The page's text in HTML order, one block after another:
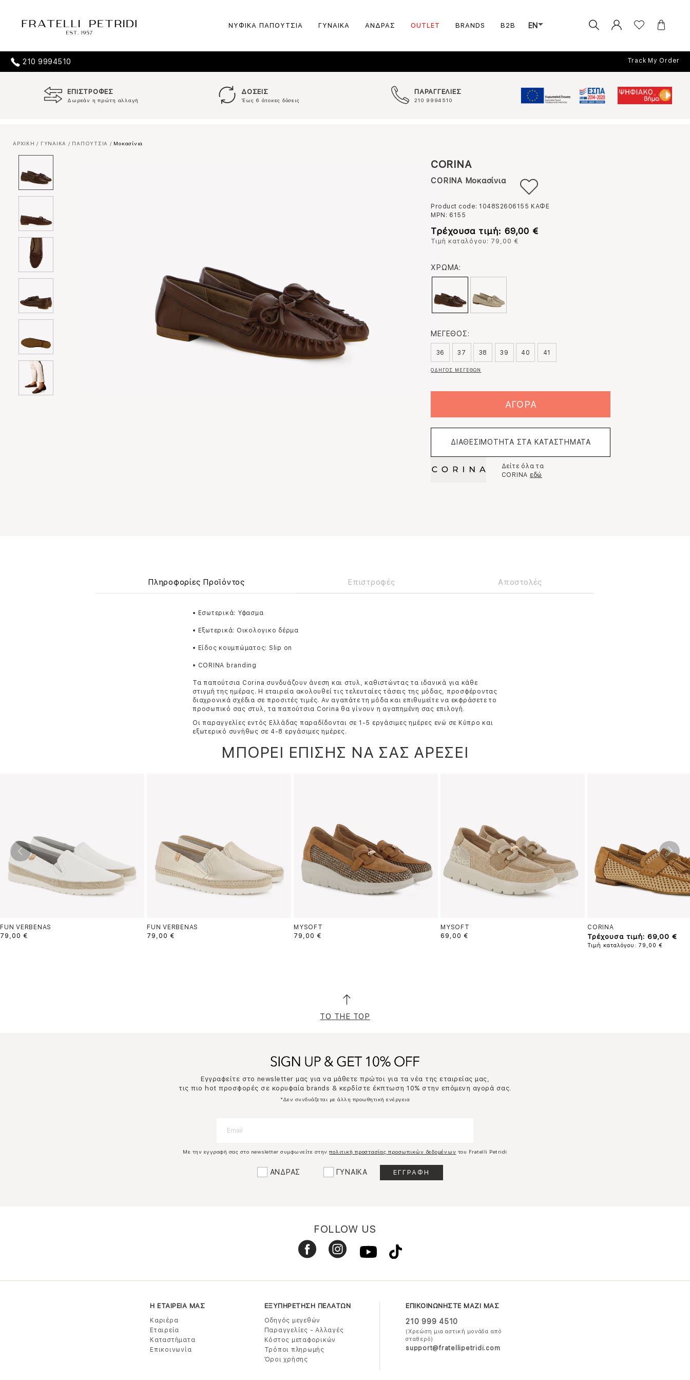
ΝΥΦΙΚΑ ΠΑΠΟΥΤΣΙΑ ΓΥΝΑΙΚΑ ΑΝΔΡΑΣ OUTLET BRANDS B2B EN
210 9994510 Track My Order
ΕΠΙΣΤΡΟΦΕΣ
Δωρεάν η πρώτη αλλαγή
ΔΟΣΕΙΣ
Έως 6 άτοκες δόσεις
ΠΑΡΑΓΓΕΛΙΕΣ
210 9994510
ΑΡΧΙΚΗ / ΓΥΝΑΙΚΑ / ΠΑΠΟΥΤΣΙΑ / Μοκασίνια
CORINA
CORINA Μοκασίνια
Product code: 1048S2606155 ΚΑΦΕ
MPN: 6155
Τρέχουσα τιμή: 69,00 €
Τιμή καταλόγου: 79,00 €
ΧΡΩΜΑ:
ΜΕΓΕΘΟΣ:
36 37 38 39 40 41
ΟΔΗΓΟΣ ΜΕΓΕΘΩΝ
ΑΓΟΡΑ
ΔΙΑΘΕΣΙΜΟΤΗΤΑ ΣΤΑ ΚΑΤΑΣΤΗΜΑΤΑ
Δείτε όλα τα
CORINA εδώ
Πληροφορίες Προϊόντος Επιστροφές Αποστολές
• Εσωτερικά: Υφασμα
• Εξωτερικά: Οικολογικο δέρμα
• Είδος κουμπώματος: Slip on
• CORINA branding
Τα παπούτσια Corina συνδυάζουν άνεση και στυλ, καθιστώντας τα ιδανικά για κάθε
στιγμή της ημέρας. Η εταιρεία ακολουθεί τις τελευταίες τάσεις της μόδας, προσφέροντας
διαχρονικά σχέδια σε προσιτές τιμές. Αν αγαπάτε τη μόδα και επιθυμείτε να εκφράσετε το
προσωπικό σας στυλ, τα παπούτσια Corina θα γίνουν η αγαπημένη σας επιλογή.
Οι παραγγελίες εντός Ελλάδας παραδίδονται σε 1-5 εργάσιμες ημέρες ενώ σε Κύπρο και
εξωτερικό συνήθως σε 4-8 εργάσιμες ημέρες.
ΜΠΟΡΕΙ ΕΠΙΣΗΣ ΝΑ ΣΑΣ ΑΡΕΣΕΙ
FUN VERBENAS
79,00 €
FUN VERBENAS
79,00 €
MYSOFT
79,00 €
MYSOFT
69,00 €
CORINA
Τρέχουσα τιμή: 69,00 €
Τιμή καταλόγου: 79,00 €
TO THE TOP
Εγγραφείτε στο newsletter μας για να μάθετε πρώτοι για τα νέα της εταιρείας μας,
τις πιο hot προσφορές σε κορυφαία brands & κερδίστε έκπτωση 10% στην επόμενη αγορά σας.
*Δεν συνδυάζεται με άλλη προωθητική ενέργεια
Με την εγγραφή σας στο newsletter συμφωνείτε στηνπολιτική προστασίας προσωπικών δεδομένων του Fratelli Petridi
ΑΝΔΡΑΣ ΓΥΝΑΙΚΑ
FOLLOW US
Η ΕΤΑΙΡΕΙΑ ΜΑΣ
Καριέρα
Εταιρεία
Καταστήματα
Επικοινωνία
ΕΞΥΠΗΡΕΤΗΣΗ ΠΕΛΑΤΩΝ
Οδηγός μεγεθών
Παραγγελίες - Αλλαγές
Κόστος μεταφορικών
Τρόποι πληρωμής
Όροι χρήσης
ΕΠΙΚΟΙΝΩΝΗΣΤΕ ΜΑΖΙ ΜΑΣ
210 999 4510
(Χρεώση μια αστική μονάδα από
σταθερό)
support@fratellipetridi.com